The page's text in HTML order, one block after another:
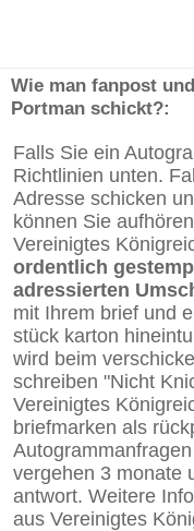
Wie man fanpost
Portman schickt?:
Falls Sie ein
Richtlinien unten.
Adresse schicken
können Sie
Vereinigtes
ordentlich
adressierten
mit Ihrem brief und
stück karton
wird beim
schreiben "Nicht
Vereinigtes
briefmarken als
vergehen 3 monate
antwort. Weitere
aus Vereinigtes